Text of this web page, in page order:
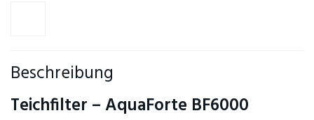
Beschreibung
Teichfilter – AquaForte BF6000